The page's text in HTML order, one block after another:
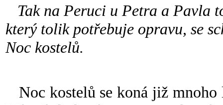
Tak na Peruci u Petra a Pavla
který tolik potřebuje opravu, se
Noc kostelů.
Noc kostelů se koná již